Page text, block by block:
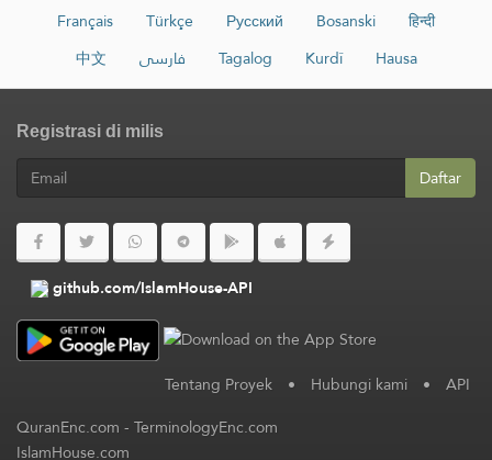
Français
Türkçe Русский Bosanski
हिन्दी
中文
فارسی Tagalog Kurdî Hausa
Registrasi di milis
Daftar
github.com/IslamHouse-API
Tentang Proyek • Hubungi kami • API
QuranEnc.com-TerminologyEnc.com
IslamHouse.com